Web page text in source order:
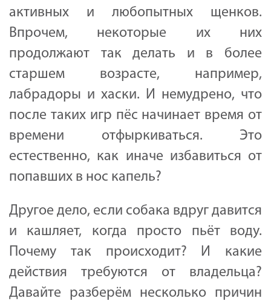
активных и любопытных щенков.
Впрочем, некоторые их них
продолжают так делать и в более
старшем возрасте, например,
лабрадоры и хаски. И немудрено, что
после таких игр пёс начинает время от
времени отфыркиваться. Это
естественно, как иначе избавиться от
попавших в нос капель?
Другое дело, если собака вдруг давится
и кашляет, когда просто пьёт воду.
Почему так происходит? И какие
действия требуются от владельца?
Давайте разберём несколько причин